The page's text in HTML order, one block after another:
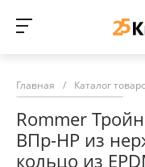
Главная / Каталог
Rommer
ВПр-НР из
кольцо из